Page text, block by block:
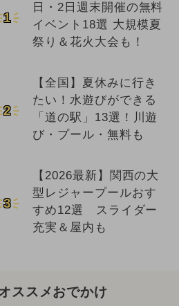
1
日・2日週末開催の無料
イベント18選 大規模夏
祭り＆花火大会も！
2
【全国】夏休みに行き
たい！水遊びができる
「道の駅」13選！川遊
び・プール・無料も
3
【2026最新】関西の大
型レジャープールおす
すめ12選 スライダー
充実＆屋内も
ススメおでかけ